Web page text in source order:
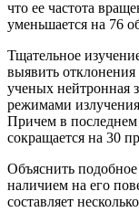
что ее частота
уменьшается на 76
Тщательное
выявить
ученых нейтронная
режимами
Причем в последнем
сокращается на 30
Объяснить
наличием на его
составляет